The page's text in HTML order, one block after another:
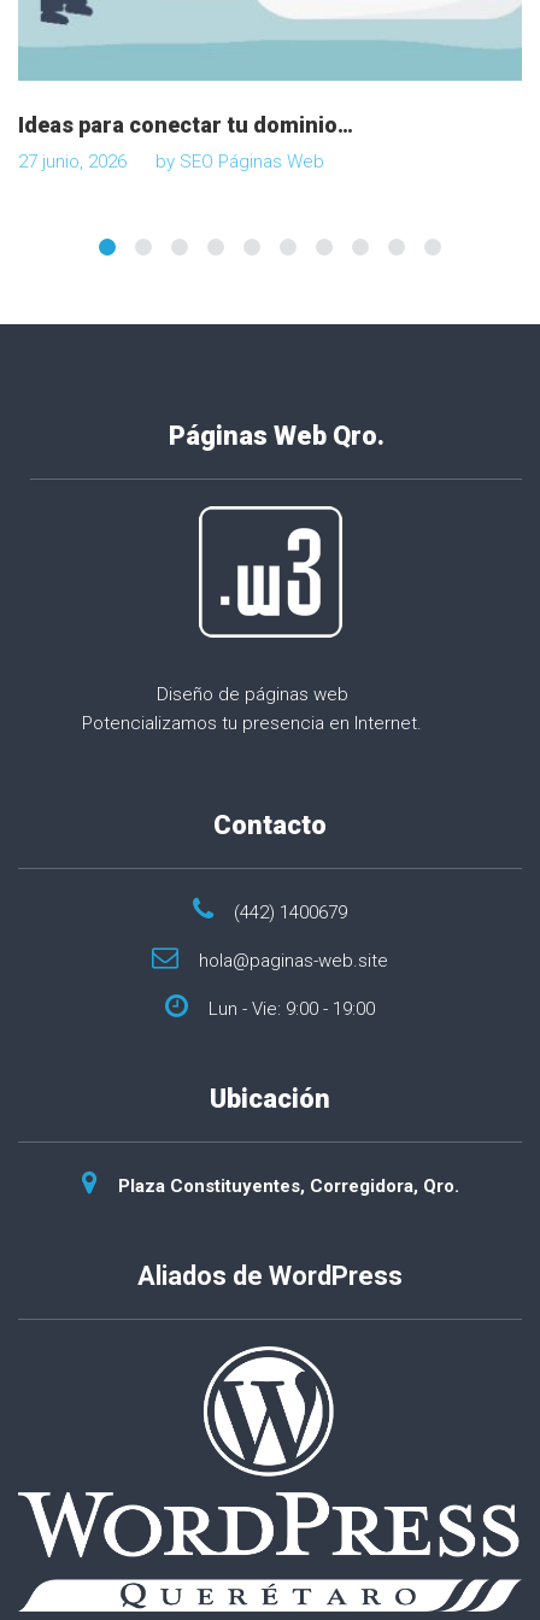
Ideas para conectar tu dominio…
27 junio, 2026 by SEO Páginas Web
Páginas Web Qro.
Diseño de páginas web
Potencializamos tu presencia en Internet.
Contacto
(442) 1400679
hola@paginas-web.site
Lun - Vie: 9:00 - 19:00
Ubicación
Plaza Constituyentes, Corregidora, Qro.
Aliados de WordPress